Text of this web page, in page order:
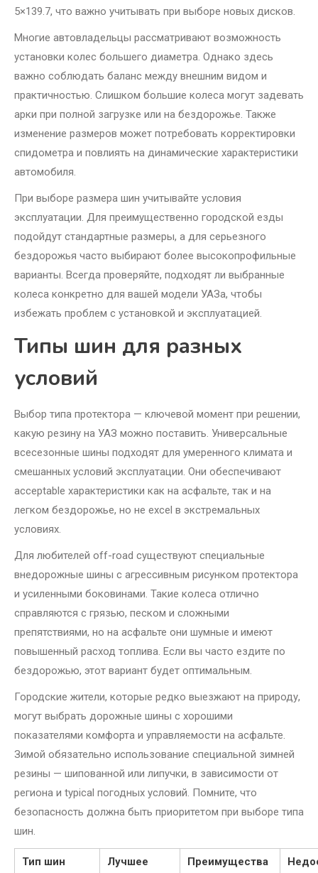
5×139.7, что важно учитывать при выборе новых дисков.
Многие автовладельцы рассматривают возможность
установки колес большего диаметра. Однако здесь
важно соблюдать баланс между внешним видом и
практичностью. Слишком большие колеса могут задевать
арки при полной загрузке или на бездорожье. Также
изменение размеров может потребовать корректировки
спидометра и повлиять на динамические характеристики
автомобиля.
При выборе размера шин учитывайте условия
эксплуатации. Для преимущественно городской езды
подойдут стандартные размеры, а для серьезного
бездорожья часто выбирают более высокопрофильные
варианты. Всегда проверяйте, подходят ли выбранные
колеса конкретно для вашей модели УАЗа, чтобы
избежать проблем с установкой и эксплуатацией.
Типы шин для разных
условий
Выбор типа протектора — ключевой момент при решении,
какую резину на УАЗ можно поставить. Универсальные
всесезонные шины подходят для умеренного климата и
смешанных условий эксплуатации. Они обеспечивают
acceptable характеристики как на асфальте, так и на
легком бездорожье, но не excel в экстремальных
условиях.
Для любителей off-road существуют специальные
внедорожные шины с агрессивным рисунком протектора
и усиленными боковинами. Такие колеса отлично
справляются с грязью, песком и сложными
препятствиями, но на асфальте они шумные и имеют
повышенный расход топлива. Если вы часто ездите по
бездорожью, этот вариант будет оптимальным.
Городские жители, которые редко выезжают на природу,
могут выбрать дорожные шины с хорошими
показателями комфорта и управляемости на асфальте.
Зимой обязательно использование специальной зимней
резины — шипованной или липучки, в зависимости от
региона и typical погодных условий. Помните, что
безопасность должна быть приоритетом при выборе типа
шин.
Тип шин Лучшее Преимущества